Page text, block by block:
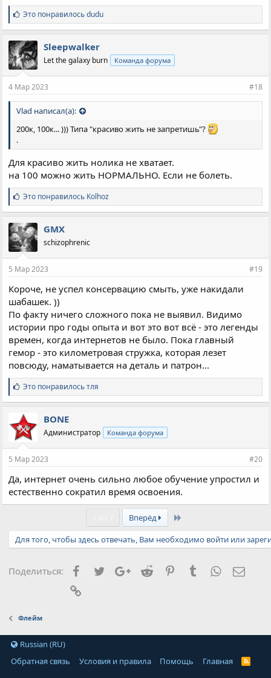
С
и
м
п
а
т
и
:
Это понравилосьdudu
Sleepwalker
Let the galaxy burn Команда форума
4 Мар 2023 #18
Vlad написал(а):
200к, 100к... ))) Типа "красиво жить не запретишь"?
.
Для красиво жить нолика не хватает.
на 100 можно жить НОРМАЛЬНО. Если не болеть.
С
и
м
п
а
т
и
:
Это понравилось Kolhoz
GMX
schizophrenic
5 Мар 2023 #19
Короче, не успел консервацию смыть, уже накидали
шабашек. ))
По факту ничего сложного пока не выявил. Видимо
истории про годы опыта и вот это вот всё - это легенды
времен, когда интернетов не было. Пока главный
гемор - это километровая стружка, которая лезет
повсюду, наматывается на деталь и патрон...
С
и
м
п
а
т
и
:
Это понравилосьтля
BONE
Администратор Команда форума
5 Мар 2023 #20
Да, интернет очень сильно любое обучение упростил и
естественно сократил время освоения.
Вперёд Last
Для того, чтобы здесь отвечать, Вам необходимо войти или
Поделиться: Facebook
TwitterGoogle+
Reddit PinterestTumblrWhatsApp
Флейм
Russian (RU)
Обратная связь
Условия и правила Помощь Главная